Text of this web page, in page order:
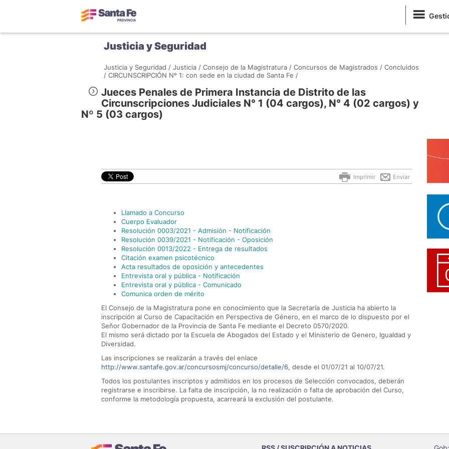
Justicia y Seguridad
Justicia y Seguridad / Justicia / Consejo de la Magistratura / Concursos de Magistrados / Concluidos
/ CIRCUNSCRIPCIÓN Nº 1: con sede en la ciudad de Santa Fe /
Jueces Penales de Primera Instancia de Distrito de las
Circunscripciones Judiciales N° 1 (04 cargos), N° 4 (02 cargos) y
Nº 5 (03 cargos)
Enviar
Imprimir
Llamado a Concurso
Cuerpo Evaluador
Resolución 0003/2021 - Admisión - Notificación
Resolución 0039/2021 - Notificación - Oposición
Resolución 0013/2022 - Entrega de resultados
Citación examen psicotécnico
Acta resultados de oposición y antecedentes
Entrevista oral y pública - Notificación
Entrevista oral y pública - Comunicado
Comunica orden de mérito
El Consejo de la Magistratura pone en conocimiento que la Secretaría de Justicia ha abierto la
inscripción al Curso de Capacitación en Perspectiva de Género, en el marco de lo dispuesto por el
Señor Gobernador de la Provincia de Santa Fe mediante el Decreto 0570/2020.
El mismo será dictado por la Escuela de Abogados del Estado y el Ministerio de Genero, Igualdad y
Diversidad.
Las inscripciones se realizarán a través del enlace
http://www.santafe.gov.ar/concursosmj/concurso/detalle/6, desde el 01/07/21 al 10/07/21.
Todos los postulantes inscriptos y admitidos en los procesos de Selección convocados, deberán
registrarse e inscribirse. La falta de inscripción, la no realización o falta de aprobación del Curso,
conforme la metodología propuesta, acarreará la exclusión del postulante.